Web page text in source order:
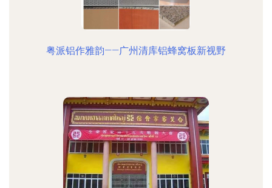
粤派铝作雅韵——广州清库铝蜂窝板新视野